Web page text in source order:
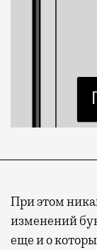
При этом
изменений
еще и о